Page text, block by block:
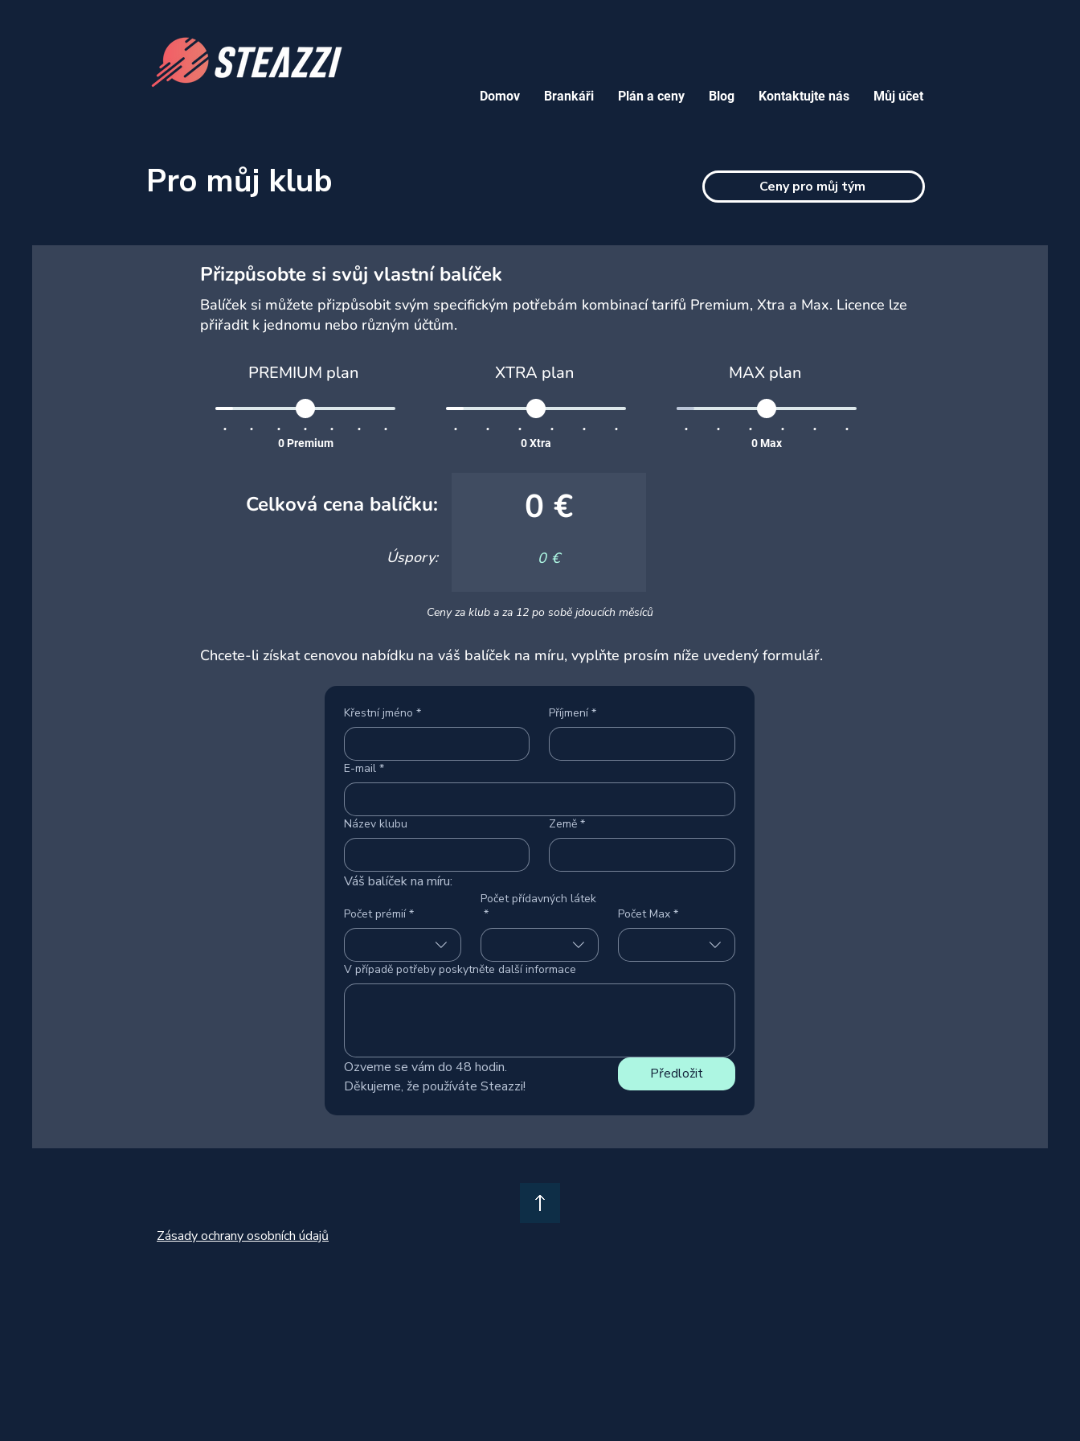
Domov Brankáři Plán a ceny Blog Kontaktujte nás Můj účet
Pro můj klub Ceny pro můj tým
Přizpůsobte si svůj vlastní balíček
Balíček si můžete přizpůsobit svým specifickým potřebám kombinací tarifů Premium, Xtra a Max. Licence lze
přiřadit k jednomu nebo různým účtům.
PREMIUM plan
0Premium
Celková cena balíčku:
Úspory:
XTRA plan
0Xtra
0 €
0 €
MAX plan
0 Max
Ceny za klub a za 12 po sobě jdoucích měsíců
Chcete-li získat cenovou nabídku na váš balíček na míru, vyplňte prosím níže uvedený formulář.
Křestní jméno * Příjmení *
E-mail *
Název klubu Země *
Váš balíček na míru:
Počet prémií *
Počet přídavných látek
*
Počet Max *
V případě potřeby poskytněte další informace
Ozveme se vám do 48 hodin.
Děkujeme, že používáte Steazzi!
Předložit
Zásady ochrany osobních údajů